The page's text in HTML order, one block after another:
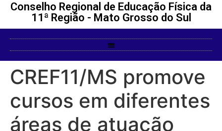
Conselho Regional de Educação Física da
11ª Região - Mato Grosso do Sul
CREF11/MS promove
cursos em diferentes
áreas de atuação